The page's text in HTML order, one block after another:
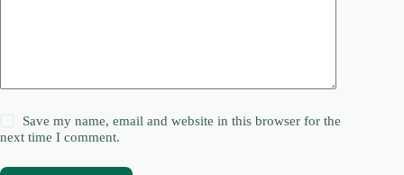
Save my name, email and website in this browser for the
next time I comment.